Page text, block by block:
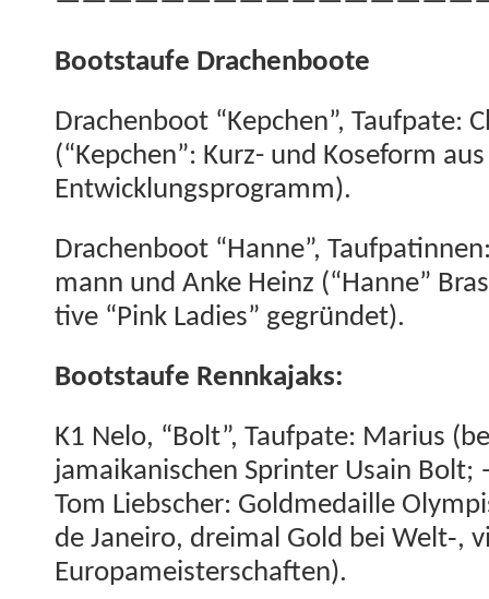
Boot­staufe Drachenboote
Drachen­boot “Kepchen”, Tauf­pate:
(“Kepchen”: Kurz- und Kose­form
Entwicklungsprogramm).
Drachen­boot “Hanne”,
mann und Anke Heinz (“Hanne”
tive “Pink Ladies” gegründet).
Boot­staufe Rennkajaks:
K1 Nelo, “Bolt”, Tauf­pate: Mar­ius
jamaikanis­chen Sprint­er Usain
Tom Lieb­sch­er: Goldmedaille
de Janeiro, dreimal Gold bei Welt‑,
Europameisterschaften).